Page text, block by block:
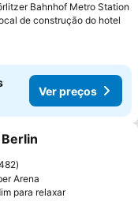
Bahnhof Metro Station
de construção do hotel
Ver preços
aos favoritos
Arena
para relaxar